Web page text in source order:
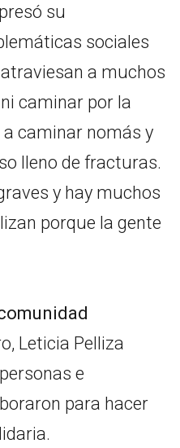
su
sociales
a muchos
caminar por la
caminar nomás y
lleno de fracturas.
y hay muchos
porque la gente
Leticia Pelliza
e
para hacer